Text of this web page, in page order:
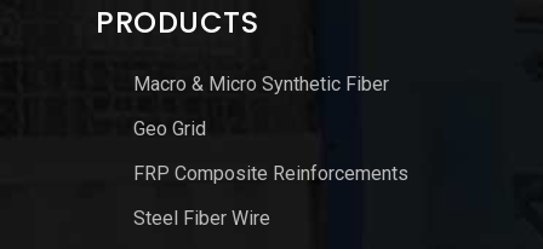
PRODUCTS
Macro & Micro Synthetic Fiber
Geo Grid
FRP Composite Reinforcements
Steel Fiber Wire